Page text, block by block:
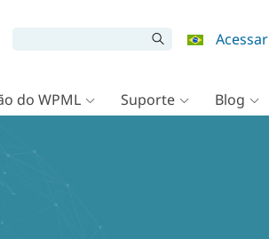
Acessar
do WPML Suporte Blog